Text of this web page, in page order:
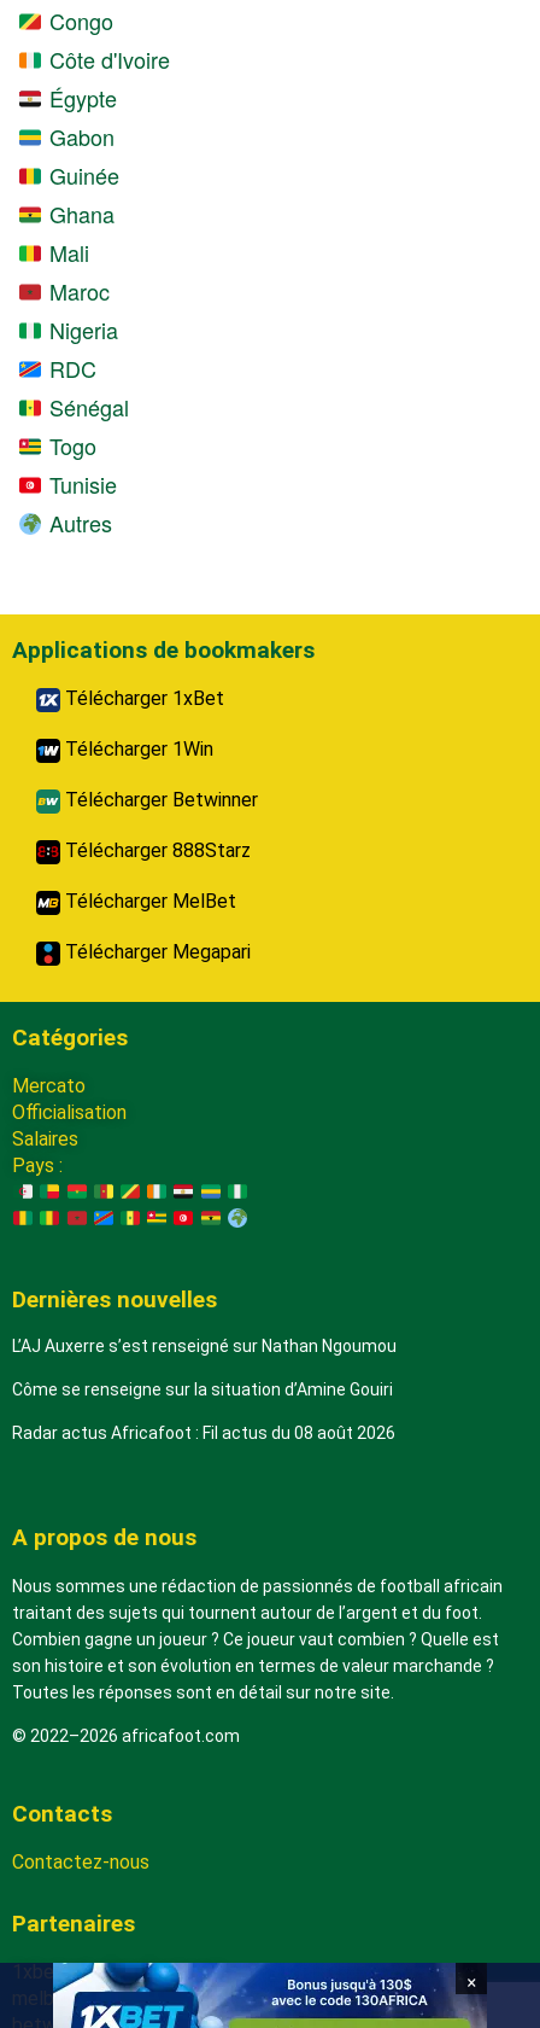
Congo
Côte d'Ivoire
Égypte
Gabon
Guinée
Ghana
Mali
Maroc
Nigeria
RDC
Sénégal
Togo
Tunisie
Autres
Applications de bookmakers
Télécharger 1xBet
Télécharger 1Win
Télécharger Betwinner
Télécharger 888Starz
Télécharger MelBet
Télécharger Megapari
Catégories
Mercato
Officialisation
Salaires
Pays :
Dernières nouvelles
L’AJ Auxerre s’est renseigné sur Nathan Ngoumou
Côme se renseigne sur la situation d’Amine Gouiri
Radar actus Africafoot : Fil actus du 08 août 2026
A propos de nous
Nous sommes une rédaction de passionnés de football africain
traitant des sujets qui tournent autour de l’argent et du foot.
Combien gagne un joueur ? Ce joueur vaut combien ? Quelle est
son histoire et son évolution en termes de valeur marchande ?
Toutes les réponses sont en détail sur notre site.
© 2022–2026 africafoot.com
Contacts
Contactez-nous
Partenaires
1xbetapk.africafoot.com
melbet.africafoot.com
×